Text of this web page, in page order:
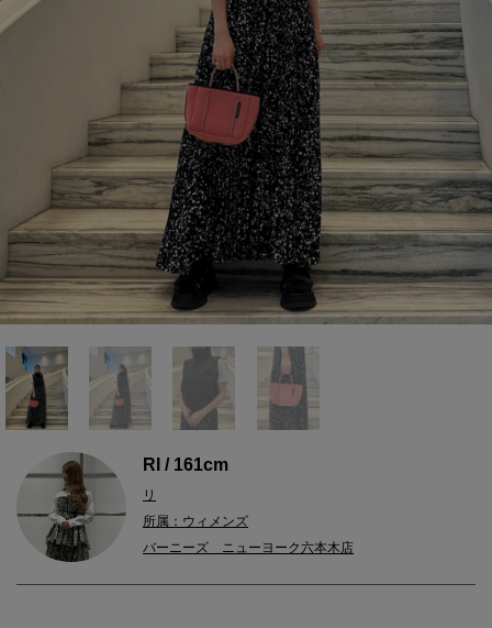
RI / 161cm
リ
所属：ウィメンズ
バーニーズ ニューヨーク六本木店